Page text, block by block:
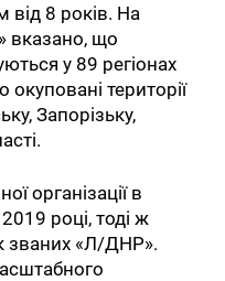
від 8 років. На
вказано, що
у 89 регіонах
території
Запорізьку,
організації в
році, тоді ж
званих «Л/ДНР».